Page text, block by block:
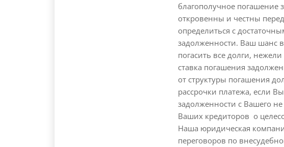
благополучное погашение
откровенны и честны
определиться с
задолженности. Ваш шанс
погасить все долги,
ставка погашения
от структуры погашения
рассрочки платежа, если
задолженности с Вашего
Ваших кредиторов о
Наша юридическая
переговоров по